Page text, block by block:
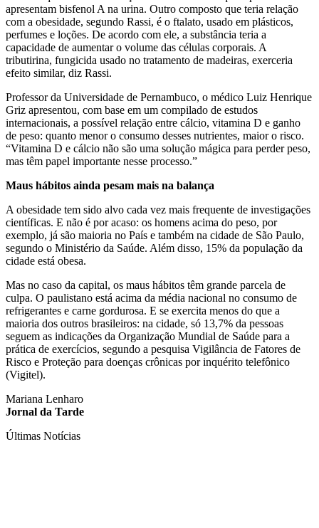
apresentam bisfenol A na urina. Outro composto que teria relação
com a obesidade, segundo Rassi, é o ftalato, usado em plásticos,
perfumes e loções. De acordo com ele, a substância teria a
capacidade de aumentar o volume das células corporais. A
tributirina, fungicida usado no tratamento de madeiras, exerceria
efeito similar, diz Rassi.
Professor da Universidade de Pernambuco, o médico Luiz Henrique
Griz apresentou, com base em um compilado de estudos
internacionais, a possível relação entre cálcio, vitamina D e ganho
de peso: quanto menor o consumo desses nutrientes, maior o risco.
“Vitamina D e cálcio não são uma solução mágica para perder peso,
mas têm papel importante nesse processo.”
Maus hábitos ainda pesam mais na balança
A obesidade tem sido alvo cada vez mais frequente de investigações
científicas. E não é por acaso: os homens acima do peso, por
exemplo, já são maioria no País e também na cidade de São Paulo,
segundo o Ministério da Saúde. Além disso, 15% da população da
cidade está obesa.
Mas no caso da capital, os maus hábitos têm grande parcela de
culpa. O paulistano está acima da média nacional no consumo de
refrigerantes e carne gordurosa. E se exercita menos do que a
maioria dos outros brasileiros: na cidade, só 13,7% da pessoas
seguem as indicações da Organização Mundial de Saúde para a
prática de exercícios, segundo a pesquisa Vigilância de Fatores de
Risco e Proteção para doenças crônicas por inquérito telefônico
(Vigitel).
Mariana Lenharo
Jornal da Tarde
Últimas Notícias